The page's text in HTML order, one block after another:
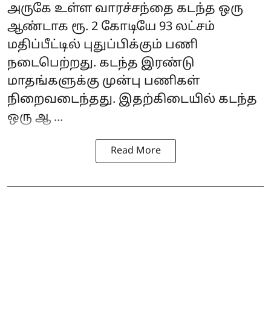
அருகே உள்ள வாரச்சந்தை கடந்த ஒரு
ஆண்டாக ரூ. 2 கோடியே 93 லட்சம்
மதிப்பீட்டில் புதுப்பிக்கும் பணி
நடைபெற்றது. கடந்த இரண்டு
மாதங்களுக்கு முன்பு பணிகள்
நிறைவடைந்தது. இதற்கிடையில் கடந்த
ஒரு ஆ ...
Read More